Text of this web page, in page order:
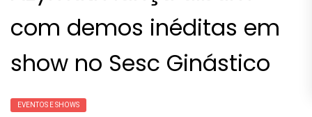
com demos inéditas em
show no Sesc Ginástico
EVENTOS E SHOWS